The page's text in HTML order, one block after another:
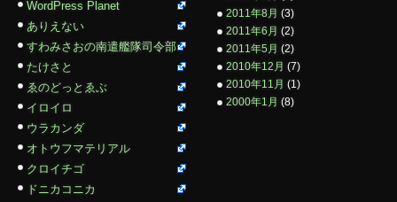
WordPress Planet
ありえない
すわみさおの南遣艦隊司令部
たけさと
ゑのどっとゑぶ
イロイロ
ウラカンダ
オトウフマテリアル
クロイチゴ
ドニカコニカ
2011年8月 (3)
2011年6月 (2)
2011年5月 (2)
2010年12月 (7)
2010年11月 (1)
2000年1月 (8)